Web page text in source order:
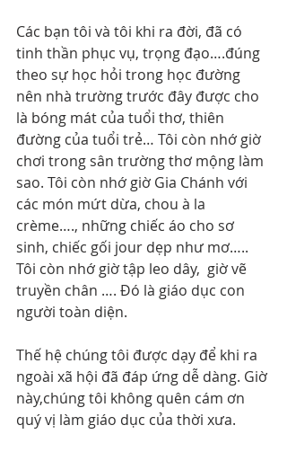
Các bạn tôi và tôi khi ra đời, đã có
tinh thần phục vụ, trọng đạo….đúng
theo sự học hỏi trong học đường
nên nhà trường trước đây được cho
là bóng mát của tuổi thơ, thiên
đường của tuổi trẻ… Tôi còn nhớ giờ
chơi trong sân trường thơ mộng làm
sao. Tôi còn nhớ giờ Gia Chánh với
các món mứt dừa, chou à la
crème…., những chiếc áo cho sơ
sinh, chiếc gối jour dẹp như mơ…..
Tôi còn nhớ giờ tập leo dây,  giờ vẽ
truyền chân …. Đó là giáo dục con
người toàn diện.
Thế hệ chúng tôi được dạy để khi ra
ngoài xã hội đã đáp ứng dễ dàng. Giờ
này,chúng tôi không quên cám ơn
quý vị làm giáo dục của thời xưa.